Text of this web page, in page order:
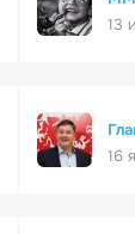
13
16